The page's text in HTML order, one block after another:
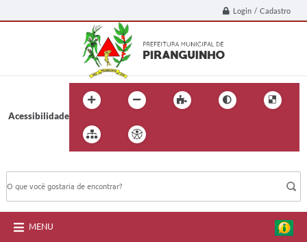
Login / Cadastro
Acessibilidade
MENU